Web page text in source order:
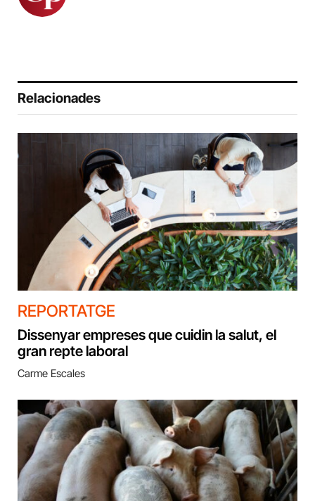
Relacionades
REPORTATGE
Dissenyar empreses que cuidin la salut, el
gran repte laboral
Carme Escales